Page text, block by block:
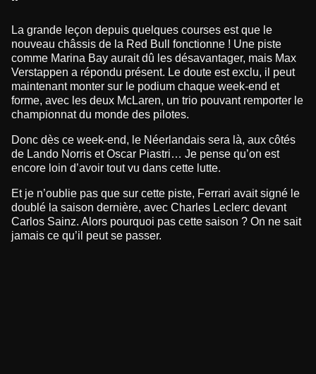
La grande leçon depuis quelques courses est que le
nouveau châssis de la Red Bull fonctionne ! Une piste
comme Marina Bay aurait dû les désavantager, mais Max
Verstappen a répondu présent. Le doute est exclu, il peut
maintenant monter sur le podium chaque week-end et
forme, avec les deux McLaren, un trio pouvant remporter le
championnat du monde des pilotes.
Donc dès ce week-end, le Néerlandais sera là, aux côtés
de Lando Norris et Oscar Piastri… Je pense qu’on est
encore loin d’avoir tout vu dans cette lutte.
Et je n’oublie pas que sur cette piste, Ferrari avait signé le
doublé la saison dernière, avec Charles Leclerc devant
Carlos Sainz. Alors pourquoi pas cette saison ? On ne sait
jamais ce qu’il peut se passer.